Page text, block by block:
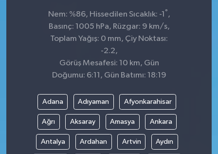
Nem: %86, Hissedilen Sıcaklık: -1 ° ,
Basınç: 1005 hPa, Rüzgar: 9 km/s,
Toplam Yağış: 0 mm, Çiy Noktası:
-2.2,
Görüş Mesafesi: 10 km, Gün
Doğumu: 6:11, Gün Batımı: 18:19
Adana Adıyaman Afyonkarahisar
Ağrı Aksaray Amasya Ankara
Antalya Ardahan Artvin Aydın